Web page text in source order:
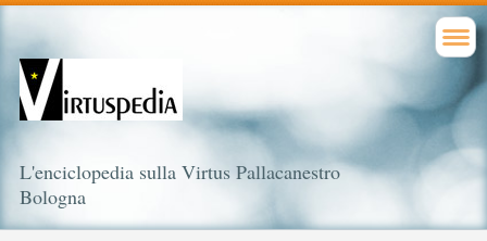
L'enciclopedia sulla Virtus Pallacanestro
Bologna